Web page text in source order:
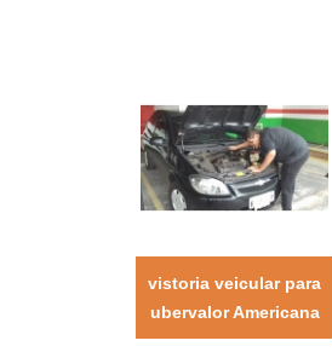
vistoria veicular para
ubervalor Americana